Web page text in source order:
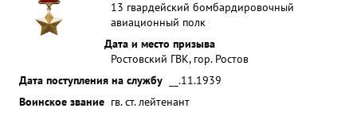
13 гвардейский бомбардировочный
авиационный полк
Дата и место призыва
Ростовский ГВК, гор. Ростов
Дата поступления на службу
__.11.1939
Воинское звание гв. ст. лейтенант